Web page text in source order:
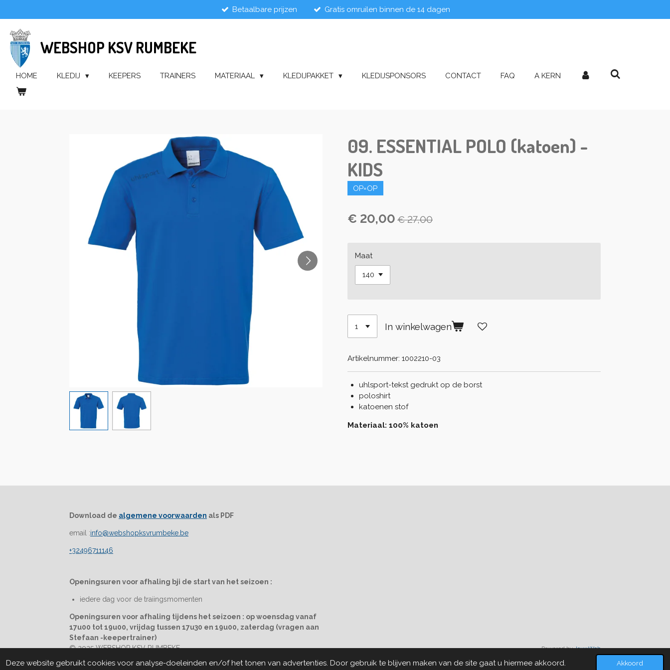
Deze website gebruikt cookies voor analyse-doeleinden en/of het tonen van advertenties. Door gebruik te blijven maken van de site gaat u hiermee akkoord. Akkoord
direct
naar
de
hoofdinhoud
Betaalbare prijzen Gratis omruilen binnen de 14 dagen
WEBSHOP KSV RUMBEKE
HOME KLEDIJ KEEPERS TRAINERS MATERIAAL KLEDIJPAKKET KLEDIJSPONSORS CONTACT FAQ A KERN
09. ESSENTIAL POLO (katoen) -
KIDS
OP=OP
€ 20,00 € 27,00
Maat
In winkelwagen
Artikelnummer: 1002210-03
uhlsport-tekst gedrukt op de borst
poloshirt
katoenen stof
Materiaal: 100% katoen
Download de algemene voorwaarden als PDF
email :info@webshopksvrumbeke.be
+32496711146
Openingsuren voor afhaling bji de start van het seizoen :
iedere dag voor de traiingsmomenten
Openingsuren voor afhaling tijdens het seizoen : op woensdag vanaf
17u00 tot 19u00, vrijdag tussen 17u30 en 19u00, zaterdag (vragen aan
Stefaan -keepertrainer)
© 2025 WEBSHOP KSV RUMBEKE
Powered byJouwWeb